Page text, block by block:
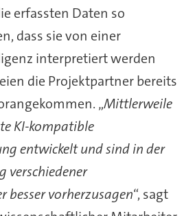
erfassten Daten so
dass sie von einer
interpretiert werden
die Projektpartner bereits
„Mittlerweile
KI-kompatible
entwickelt und sind in der
verschiedener
besser vorherzusagen“, sagt